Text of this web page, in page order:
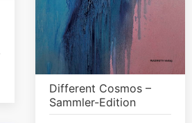
Different Cosmos –
Sammler-Edition